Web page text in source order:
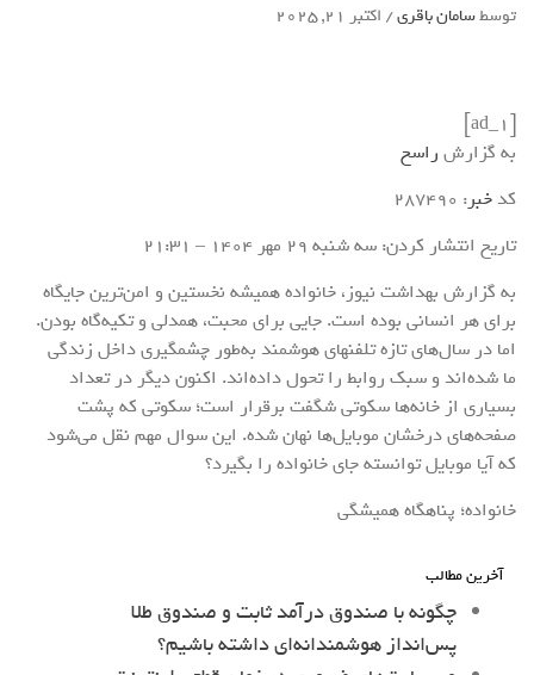
توسطسامان باقری/ اکتبر 21, 2025
[ad_1]
به گزارش راسخ
کدخبر: 287490
تاریخ انتشار کردن: سه شنبه 29 مهر 1404 – 21:31
به گزارش بهداشت نیوز، خانواده همیشه نخستین و امن‌ترین جایگاه
برای هر انسانی بوده است. جایی برای محبت، همدلی و تکیه‌گاه بودن.
اما در سال‌های تازه تلفنهای هوشمند به‌طور چشمگیری داخل زندگی
ما شده‌اند و سبک روابط را تحول داده‌اند. اکنون دیگر در تعداد
بسیاری از خانه‌ها سکوتی شگفت برقرار است؛ سکوتی که پشت
صفحه‌های درخشان موبایل‌ها نهان شده. این سوال مهم نقل می‌شود
که آیا موبایل توانسته جای خانواده را بگیرد؟
خانواده؛ پناهگاه همیشگی
آخرین مطالب
چگونه با صندوق درآمد ثابت و صندوق طلا
پس‌انداز هوشمندانه‌ای داشته باشیم؟